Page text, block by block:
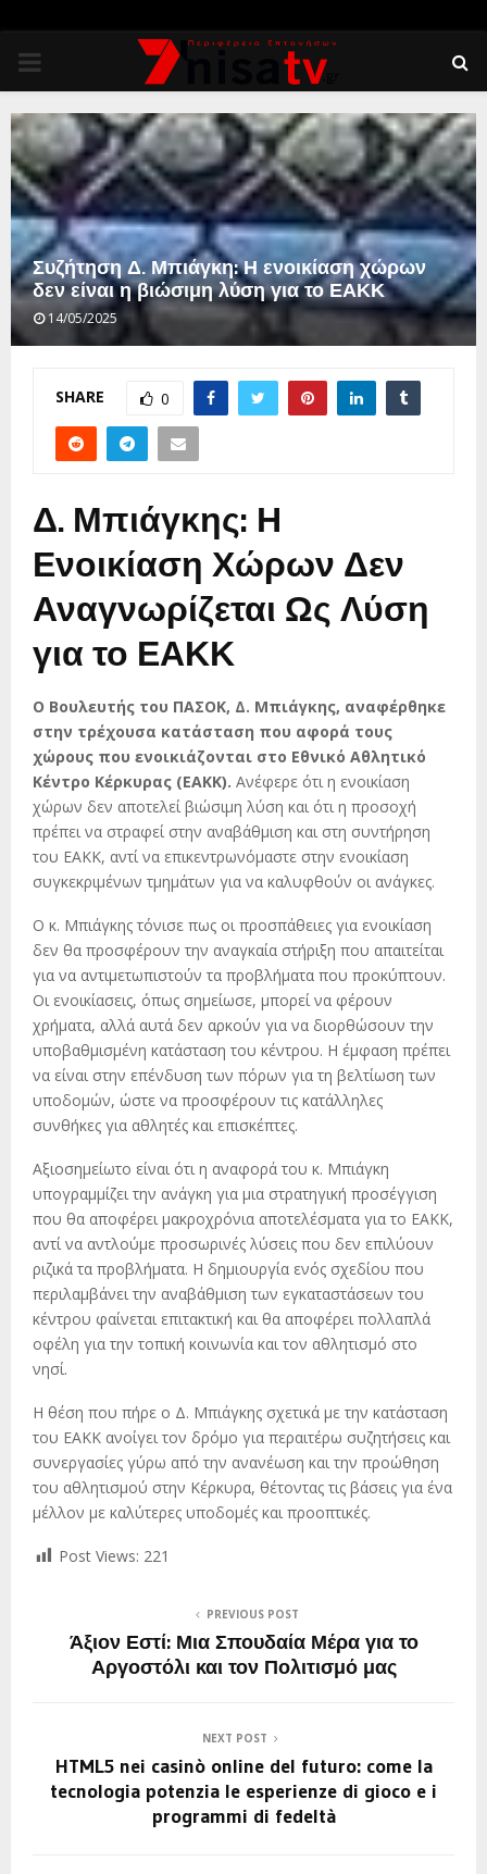
PRIMARY
MENU
Συζήτηση Δ. Μπιάγκη: Η ενοικίαση χώρων
δεν είναι η βιώσιμη λύση για το ΕΑΚΚ
14/05/2025
SHARE 0
Δ. Μπιάγκης: Η
Ενοικίαση Χώρων Δεν
Αναγνωρίζεται Ως Λύση
για το ΕΑΚΚ
Ο Βουλευτής του ΠΑΣΟΚ, Δ. Μπιάγκης, αναφέρθηκε
στην τρέχουσα κατάσταση που αφορά τους
χώρους που ενοικιάζονται στο Εθνικό Αθλητικό
Κέντρο Κέρκυρας (ΕΑΚΚ). Ανέφερε ότι η ενοικίαση
χώρων δεν αποτελεί βιώσιμη λύση και ότι η προσοχή
πρέπει να στραφεί στην αναβάθμιση και στη συντήρηση
του ΕΑΚΚ, αντί να επικεντρωνόμαστε στην ενοικίαση
συγκεκριμένων τμημάτων για να καλυφθούν οι ανάγκες.
Ο κ. Μπιάγκης τόνισε πως οι προσπάθειες για ενοικίαση
δεν θα προσφέρουν την αναγκαία στήριξη που απαιτείται
για να αντιμετωπιστούν τα προβλήματα που προκύπτουν.
Οι ενοικίασεις, όπως σημείωσε, μπορεί να φέρουν
χρήματα, αλλά αυτά δεν αρκούν για να διορθώσουν την
υποβαθμισμένη κατάσταση του κέντρου. Η έμφαση πρέπει
να είναι στην επένδυση των πόρων για τη βελτίωση των
υποδομών, ώστε να προσφέρουν τις κατάλληλες
συνθήκες για αθλητές και επισκέπτες.
Αξιοσημείωτο είναι ότι η αναφορά του κ. Μπιάγκη
υπογραμμίζει την ανάγκη για μια στρατηγική προσέγγιση
που θα αποφέρει μακροχρόνια αποτελέσματα για το ΕΑΚΚ,
αντί να αντλούμε προσωρινές λύσεις που δεν επιλύουν
ριζικά τα προβλήματα. Η δημιουργία ενός σχεδίου που
περιλαμβάνει την αναβάθμιση των εγκαταστάσεων του
κέντρου φαίνεται επιτακτική και θα αποφέρει πολλαπλά
οφέλη για την τοπική κοινωνία και τον αθλητισμό στο
νησί.
Η θέση που πήρε ο Δ. Μπιάγκης σχετικά με την κατάσταση
του ΕΑΚΚ ανοίγει τον δρόμο για περαιτέρω συζητήσεις και
συνεργασίες γύρω από την ανανέωση και την προώθηση
του αθλητισμού στην Κέρκυρα, θέτοντας τις βάσεις για ένα
μέλλον με καλύτερες υποδομές και προοπτικές.
Post Views: 221
PREVIOUS POST
Άξιον Εστί: Μια Σπουδαία Μέρα για το
Αργοστόλι και τον Πολιτισμό μας
NEXT POST
HTML5 nei casinò online del futuro: come la
tecnologia potenzia le esperienze di gioco e i
programmi di fedeltà